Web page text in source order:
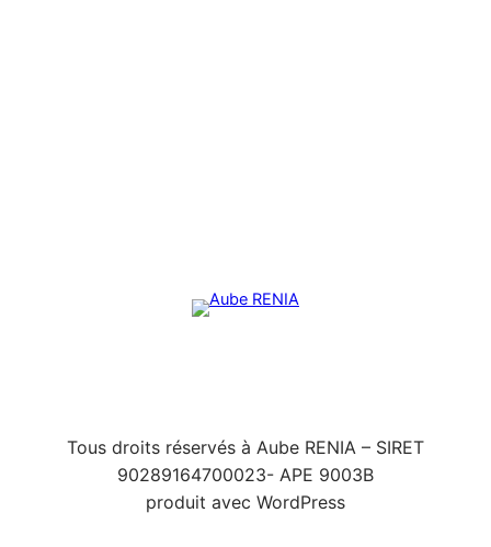
Tous droits réservés à Aube RENIA – SIRET
90289164700023- APE 9003B
produit avec WordPress